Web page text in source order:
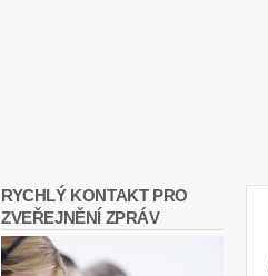
RYCHLÝ KONTAKT PRO
ZVEŘEJNĚNÍ ZPRÁV